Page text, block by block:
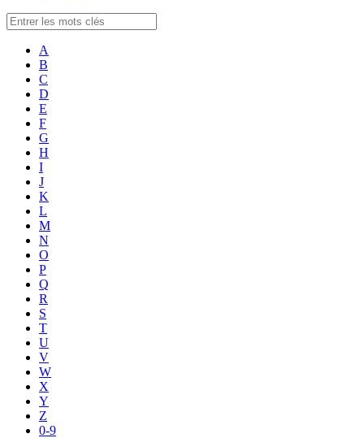
A
B
C
D
E
F
G
H
I
J
K
L
M
N
O
P
Q
R
S
T
U
V
W
X
Y
Z
0-9